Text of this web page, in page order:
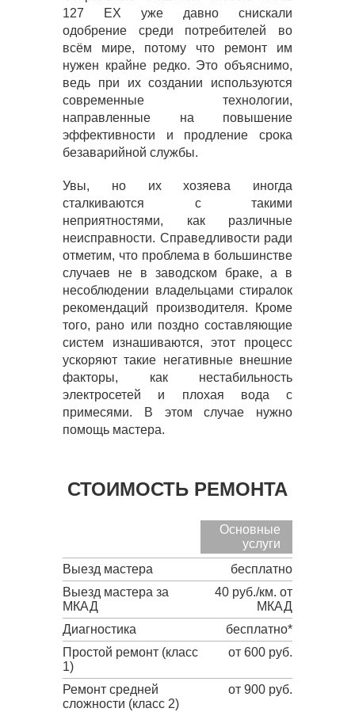
127 EX уже давно снискали
одобрение среди потребителей во
всём мире, потому что ремонт им
нужен крайне редко. Это объяснимо,
ведь при их создании используются
современные технологии,
направленные на повышение
эффективности и продление срока
безаварийной службы.
Увы, но их хозяева иногда
сталкиваются с такими
неприятностями, как различные
неисправности. Справедливости ради
отметим, что проблема в большинстве
случаев не в заводском браке, а в
несоблюдении владельцами стиралок
рекомендаций производителя. Кроме
того, рано или поздно составляющие
систем изнашиваются, этот процесс
ускоряют такие негативные внешние
факторы, как нестабильность
электросетей и плохая вода с
примесями. В этом случае нужно
помощь мастера.
СТОИМОСТЬ РЕМОНТА
Основные
услуги
Выезд мастера
бесплатно
Выезд мастера за
МКАД
40 руб./км. от
МКАД
Диагностика
бесплатно*
Простой ремонт (класс
1)
от 600 руб.
Ремонт средней
сложности (класс 2)
от 900 руб.